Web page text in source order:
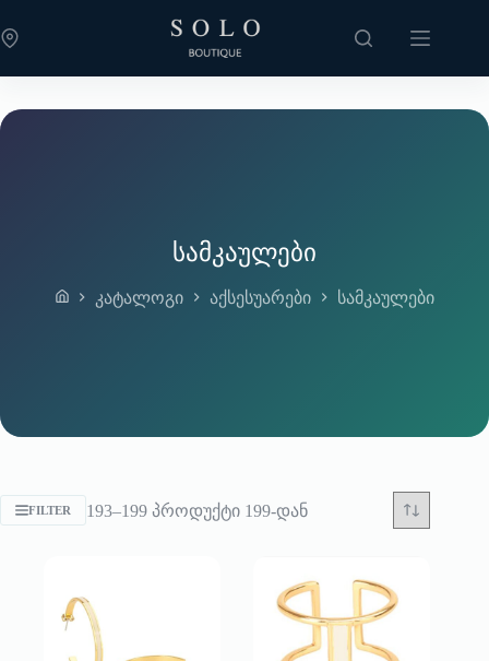
to
content
სამკაულები
Home
კატალოგი აქსესუარები სამკაულები
FILTER 193–199 პროდუქტი 199-დანSorted